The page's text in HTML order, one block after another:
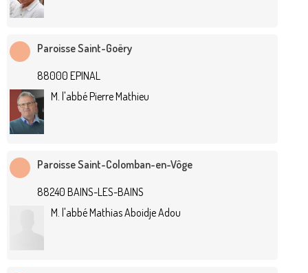
Paroisse Saint-Goëry
88000 EPINAL
M. l'abbé Pierre Mathieu
Paroisse Saint-Colomban-en-Vôge
88240 BAINS-LES-BAINS
M. l'abbé Mathias Aboidje Adou